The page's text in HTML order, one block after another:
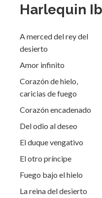
Harlequin
A merced del rey del
desierto
Amor infinito
Corazón de hielo,
caricias de fuego
Corazón encadenado
Del odio al deseo
El duque vengativo
El otro príncipe
Fuego bajo el hielo
La reina del desierto